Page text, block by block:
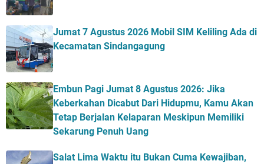
Jumat 7 Agustus 2026 Mobil SIM Keliling Ada di
Kecamatan Sindangagung
Embun Pagi Jumat 8 Agustus 2026: Jika
Keberkahan Dicabut Dari Hidupmu, Kamu Akan
Tetap Berjalan Kelaparan Meskipun Memiliki
Sekarung Penuh Uang
Salat Lima Waktu itu Bukan Cuma Kewajiban,